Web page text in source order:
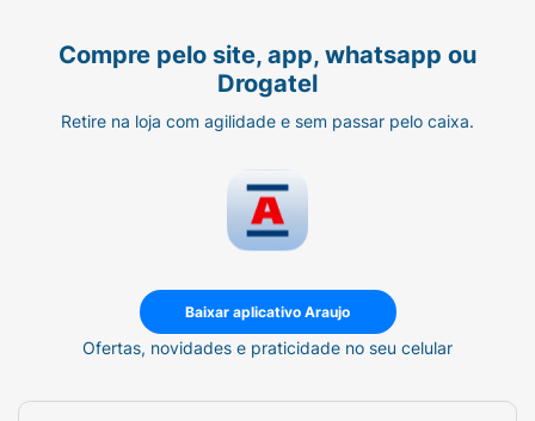
Compre pelo site, app, whatsapp ou
Drogatel
Retire na loja com agilidade e sem passar pelo caixa.
Baixar aplicativo Araujo
Ofertas, novidades e praticidade no seu celular